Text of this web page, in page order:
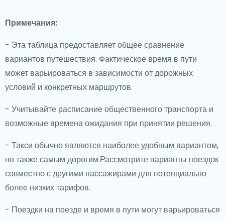
Примечания:
- Эта таблица предоставляет общее сравнение
вариантов путешествия. Фактическое время в пути
может варьироваться в зависимости от дорожных
условий и конкретных маршрутов.
- Учитывайте расписание общественного транспорта и
возможные времена ожидания при принятии решения.
- Такси обычно являются наиболее удобным вариантом,
но также самым дорогим.Рассмотрите варианты поездок
совместно с другими пассажирами для потенциально
более низких тарифов.
- Поездки на поезде и время в пути могут варьироваться